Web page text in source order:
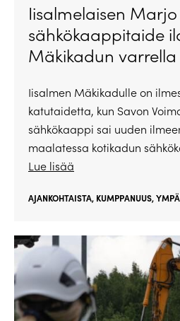
Iisalmelaisen Marjo
sähkökaappitaide
Mäkikadun varrella
Iisalmen Mäkikadulle on
katutaidetta, kun Savon
sähkökaappi sai uuden
maalatessa kotikadun
Lue lisää
AJANKOHTAISTA, KUMPPANUUS,